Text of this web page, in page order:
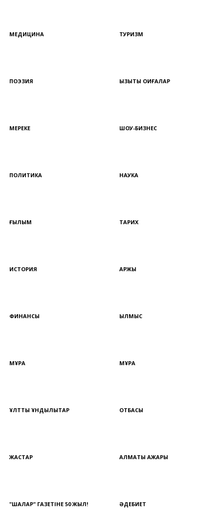
МЕДИЦИНА ТУРИЗМ
ПОЭЗИЯ ҚЫЗЫҚТЫ ОҚИҒАЛАР
МЕРЕКЕ ШОУ-БИЗНЕС
ПОЛИТИКА НАУКА
ҒЫЛЫМ ТАРИХ
ИСТОРИЯ ҚАРЖЫ
ФИНАНСЫ ҚЫЛМЫС
МҰРА МҰРА
ҰЛТТЫҚ ҚҰНДЫЛЫҚТАР ОТБАСЫ
ЖАСТАР АЛМАТЫ АЖАРЫ
"ШАЛҚАР" ГАЗЕТІНЕ 50 ЖЫЛ! ӘДЕБИЕТ